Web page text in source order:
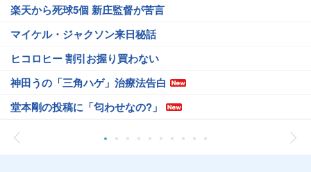
楽天から死球5個 新庄監督が苦言
マイケル・ジャクソン来日秘話
ヒコロヒー 割引お握り買わない
神田うの「三角ハゲ」治療法告白
堂本剛の投稿に「匂わせなの?」